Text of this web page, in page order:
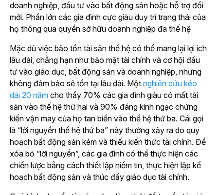
doanh nghiệp, đầu tư vào bất động sản hoặc hỗ trợ đổi
mới. Phần lớn các gia đình cực giàu duy trì trạng thái của
họ thông qua quyền sở hữu doanh nghiệp đa thế hệ
Mặc dù việc bảo tồn tài sản thế hệ có thể mang lại lợi ích
lâu dài, chẳng hạn như bảo mật tài chính và cơ hội đầu
tư vào giáo dục, bất động sản và doanh nghiệp, nhưng
không đảm bảo sẽ tồn tại lâu dài. Một nghiên cứu kéo
dài 20 năm cho thấy 70% các gia đình giàu có mất tài
sản vào thế hệ thứ hai và 90% đáng kinh ngạc chứng
kiến vận may của họ tan biến vào thế hệ thứ ba. Cái gọi
là “lời nguyền thế hệ thứ ba” này thường xảy ra do quy
hoạch bất động sản kém và thiếu kiến thức tài chính. Để
xóa bỏ “lời nguyền”, các gia đình có thể thực hiện các
chiến lược bằng cách thiết lập niềm tin, thực hiện lập kế
hoạch bất động sản và thúc đẩy giáo dục tài chính.